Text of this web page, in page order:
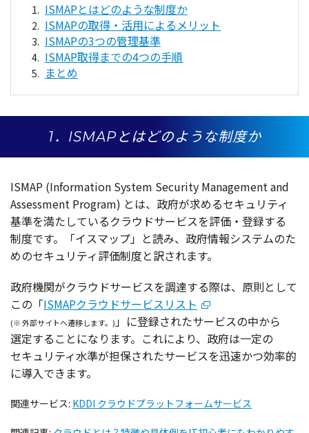
ISMAPとはどのような制度か
ISMAPの取得・活用によるメリット
ISMAPの3つの管理基準
ISMAP取得までの4つの手順
まとめ
1．ISMAPとはどのような制度か
ISMAP (Information System Security Management and
Assessment Program) とは、 政府が求めるセキュリティ
基準を満たしているクラウドサービスを評価 ・ 登録する
制度です。「イスマップ」と読み、 政府情報システムのた
めのセキュリティ評価制度と訳されます。
政府機関がクラウドサービスを調達する際は、 原則として
この「ISMAPクラウドサービスリスト
(※ 外部サイトへ遷移します。)」に登録されたサービスの中から
選定することになります。これにより、 政府は一定の
セキュリティ水準が担保されたサービスを迅速かつ効率的
に導入できます。
関連サービス: KDDI クラウドプラットフォームサービス